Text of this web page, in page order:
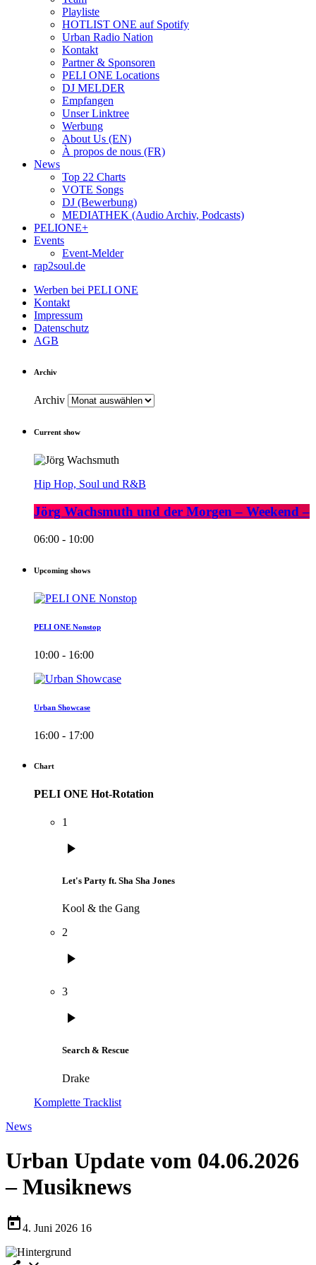
Playliste
HOTLIST ONE auf Spotify
Urban Radio Nation
Kontakt
Partner & Sponsoren
PELI ONE Locations
DJ MELDER
Empfangen
Unser Linktree
Werbung
About Us (EN)
À propos de nous (FR)
News
Top 22 Charts
VOTE Songs
DJ (Bewerbung)
MEDIATHEK (Audio Archiv, Podcasts)
PELIONE+
Events
Event-Melder
rap2soul.de
Werben bei PELI ONE
Kontakt
Impressum
Datenschutz
AGB
Archiv
Archiv
Current show
Hip Hop, Soul und R&B
Jörg Wachsmuth und der Morgen – Weekend –
06:00 - 10:00
Upcoming shows
PELI ONE Nonstop
10:00 - 16:00
Urban Showcase
16:00 - 17:00
Chart
PELI ONE Hot-Rotation
1
play_arrow
Let's Party ft. Sha Sha Jones
Kool & the Gang
2
play_arrow
3
play_arrow
Search & Rescue
Drake
Komplette Tracklist
News
Urban Update vom 04.06.2026
– Musiknews
today4. Juni 2026 16